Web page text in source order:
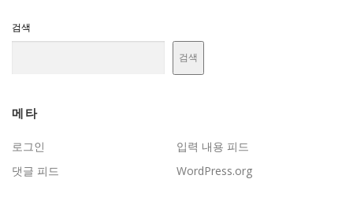
검색
검색
메타
로그인
입력 내용 피드
댓글 피드
WordPress.org